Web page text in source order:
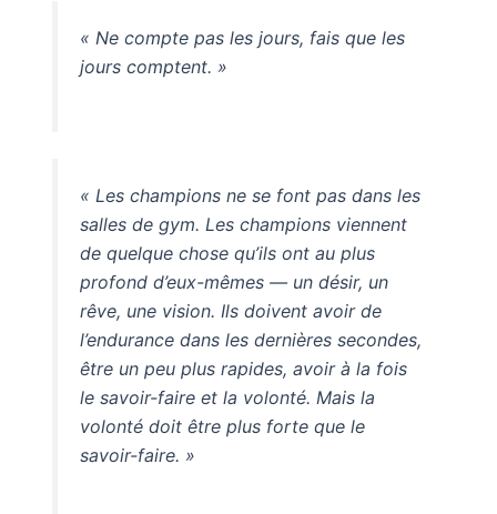
« Ne compte pas les jours, fais que les
jours comptent. »
« Les champions ne se font pas dans les
salles de gym. Les champions viennent
de quelque chose qu’ils ont au plus
profond d’eux-mêmes — un désir, un
rêve, une vision. Ils doivent avoir de
l’endurance dans les dernières secondes,
être un peu plus rapides, avoir à la fois
le savoir-faire et la volonté. Mais la
volonté doit être plus forte que le
savoir-faire. »